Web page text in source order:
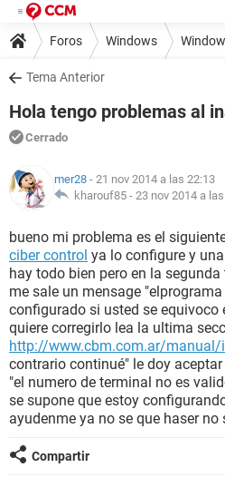
Foros Windows
Tema Anterior
Hola tengo problemas al
Cerrado
mer28 - 21 nov 2014 a las 22:13
kharouf85 - 23 nov 2014 a
bueno mi problema es el
ciber control ya lo configure y
hay todo bien pero en la
me sale un mensage
configurado si usted se equivoco
quiere corregirlo lea la ultima
http://www.cbm.com.ar/manual/
contrario continué" le doy
"el numero de terminal no es
se supone que estoy
ayudenme ya no se que haser no
Compartir